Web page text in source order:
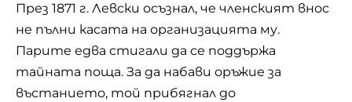
През 1871 г. Левски осъзнал, че членският внос
не пълни касата на организацията му.
Парите едва стигали да се поддържа
тайната поща. За да набави оръжие за
въстанието, той прибягнал до